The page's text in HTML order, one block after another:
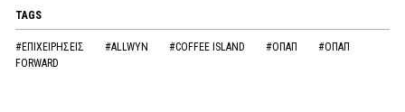
TAGS
#ΕΠΙΧΕΙΡΗΣΕΙΣ #ALLWYN #COFFEE ISLAND #ΟΠΑΠ
#ΟΠΑΠ
FORWARD